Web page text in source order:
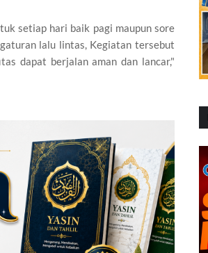
setiap hari baik pagi maupun sore
lalu lintas, Kegiatan tersebut
dapat berjalan aman dan lancar,"